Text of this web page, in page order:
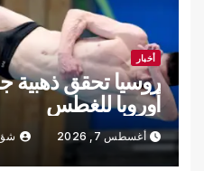
أخبار
روسيا تحقق ذهبية
أوروبا للغطس
أغسطس 7, 2026